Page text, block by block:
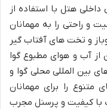
هتل با استفاده از
و راحتی را به مهمانان
و تخت های آفتاب گیر
از آب و هوای مطبوع گوا
بین المللی محلی گوا و
را برای مهمانان
با کیفیت و پرسنل مجرب